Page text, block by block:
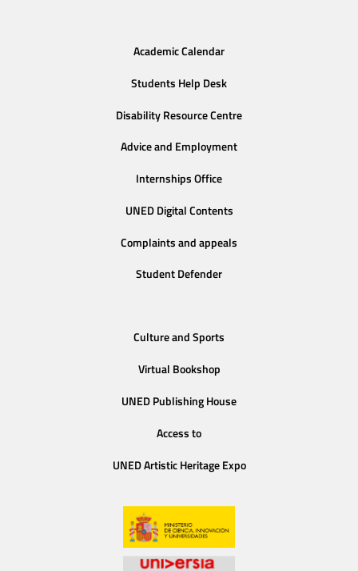
Academic Calendar
Students Help Desk
Disability Resource Centre
Advice and Employment
Internships Office
UNED Digital Contents
Complaints and appeals
Student Defender
Culture and Sports
Virtual Bookshop
UNED Publishing House
Access to
UNED Artistic Heritage Expo